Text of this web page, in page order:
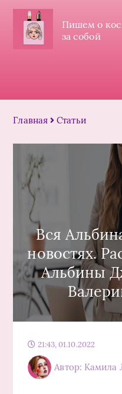
Пишем о
за собой
Главная Статьи
Вся
новостях.
Альбины
21:43, 01.10.2022
Автор: Камила